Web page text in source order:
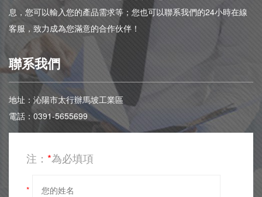
注： *為必填項
*
息，您可以輸入您的產品需求等；您也可以聯系我們的24小時在線
客服，致力成為您滿意的合作伙伴！
聯系我們
地址：沁陽市太行辦馬坡工業區
電話：0391-5655699